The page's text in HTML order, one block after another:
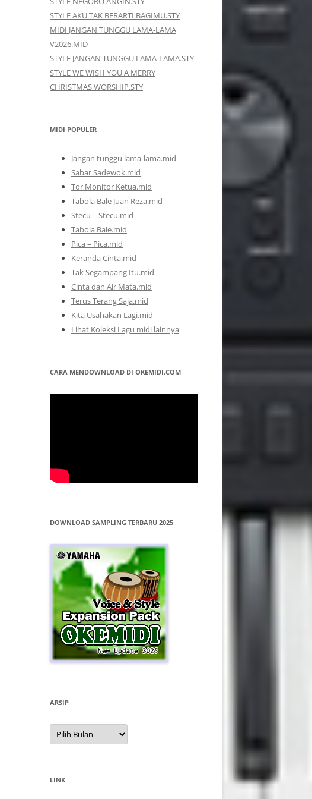
STYLE AKU TAK BERARTI BAGIMU.STY
MIDI JANGAN TUNGGU LAMA-LAMA
V2026.MID
STYLE JANGAN TUNGGU LAMA-LAMA.STY
STYLE WE WISH YOU A MERRY
CHRISTMAS WORSHIP.STY
MIDI POPULER
Jangan tunggu lama-lama.mid
Sabar Sadewok.mid
Tor Monitor Ketua.mid
Tabola Bale Juan Reza.mid
Stecu – Stecu.mid
Tabola Bale.mid
Pica – Pica.mid
Keranda Cinta.mid
Tak Segampang Itu.mid
Cinta dan Air Mata.mid
Terus Terang Saja.mid
Kita Usahakan Lagi.mid
Lihat Koleksi Lagu midi lainnya
CARA MENDOWNLOAD DI OKEMIDI.COM
DOWNLOAD SAMPLING TERBARU 2025
ARSIP
Arsip
LINK